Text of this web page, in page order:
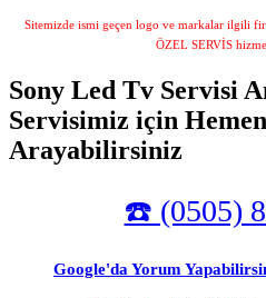
Sitemizde ismi geçen logo ve markalar ilgili
ÖZEL SERVİS
Sony Led Tv Servisi
Servisimiz için
Arayabilirsiniz
☎️ (0505)
Google'da Yorum